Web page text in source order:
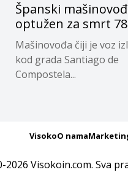
Španski
optužen za smrt
Mašinovođa čiji je voz
kod grada Santiago de
Compostela...
VisokoO nama
2026 Visokoin.com. Sva